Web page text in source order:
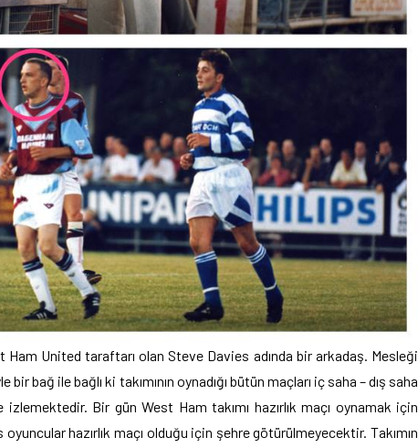
Ham United taraftarı olan Steve Davies adında bir arkadaş. Mesleği
bağ ile bağlı ki takımının oynadığı bütün maçları iç saha – dış saha
Bir gün West Ham takımı hazırlık maçı oynamak için
hazırlık maçı olduğu için şehre götürülmeyecektir. Takımın